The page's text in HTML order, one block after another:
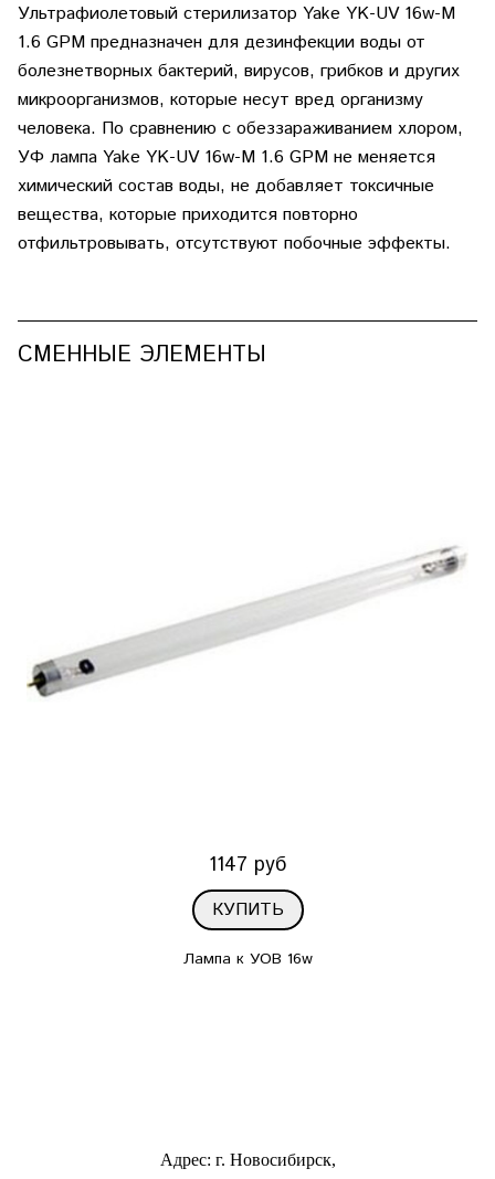
Ультрафиолетовый стерилизатор Yake YK-UV 16w-M
1.6 GPM предназначен для дезинфекции воды от
болезнетворных бактерий, вирусов, грибков и других
микроорганизмов, которые несут вред организму
человека. По сравнению с обеззараживанием хлором,
УФ лампа Yake YK-UV 16w-M 1.6 GPM не меняется
химический состав воды, не добавляет токсичные
вещества, которые приходится повторно
отфильтровывать, отсутствуют побочные эффекты.
СМЕННЫЕ ЭЛЕМЕНТЫ
1147 руб
КУПИТЬ
Лампа к УОВ 16w
Адрес: г. Новосибирск,